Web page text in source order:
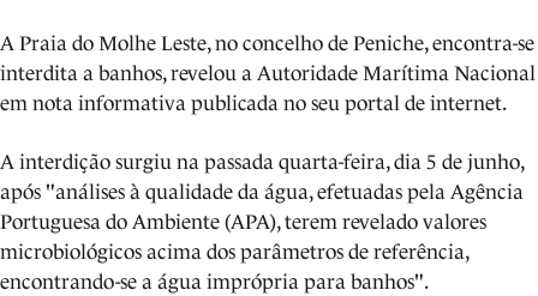
A Praia do Molhe Leste, no concelho de Peniche, encontra-se
interdita a banhos, revelou a Autoridade Marítima Nacional
em nota informativa publicada no seu portal de internet.
A interdição surgiu na passada quarta-feira, dia 5 de junho,
após "análises à qualidade da água, efetuadas pela Agência
Portuguesa do Ambiente (APA), terem revelado valores
microbiológicos acima dos parâmetros de referência,
encontrando-se a água imprópria para banhos".